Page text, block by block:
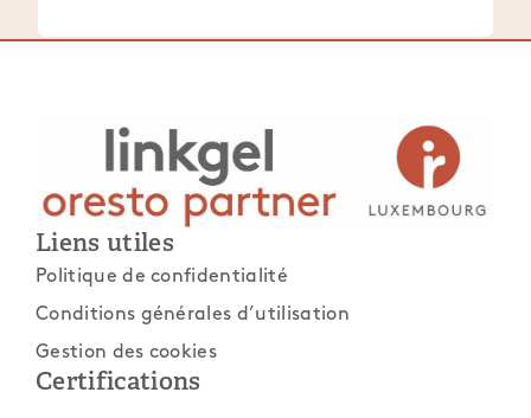
Liens utiles
Politique de confidentialité
Conditions générales d’utilisation
Gestion des cookies
Certifications